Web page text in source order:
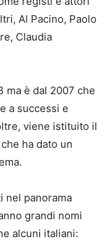
Al Pacino, Paolo
Claudia
ma è dal 2007 che
a successi e
viene istituito il
ha dato un
nel panorama
grandi nomi
alcuni italiani: